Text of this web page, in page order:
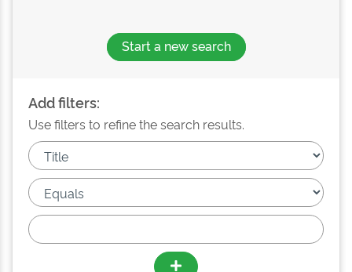
Start a new search
Add filters:
Use filters to refine the search results.